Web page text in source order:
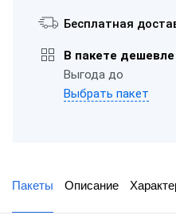
Бесплатная
В пакете дешевле
Выгода до
Выбрать пакет
Пакеты Описание